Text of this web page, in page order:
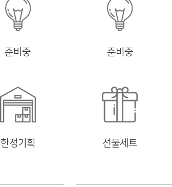
준비중 준비중
한정기획
선물세트